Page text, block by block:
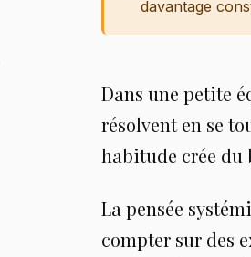
davantage
Dans une petite
résolvent en se
habitude crée du
La pensée
compter sur des